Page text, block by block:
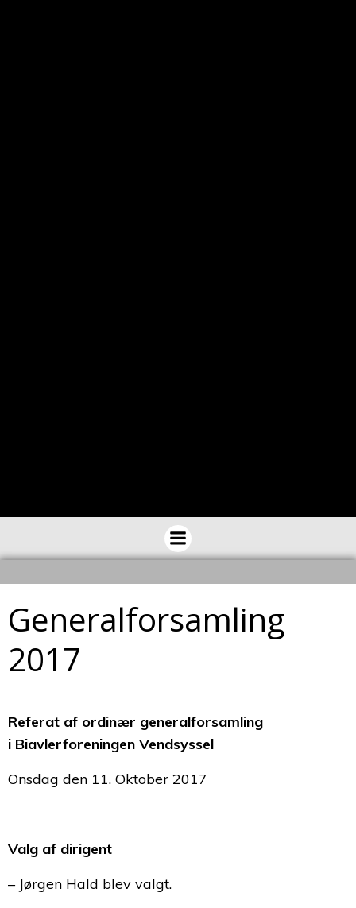
Generalforsamling
2017
Referat af ordinær generalforsamling
i Biavlerforeningen Vendsyssel
Onsdag den 11. Oktober 2017
Valg af dirigent
– Jørgen Hald blev valgt.